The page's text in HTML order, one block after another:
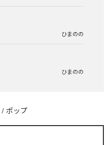
ひまのの
ひまのの
/ ポップ